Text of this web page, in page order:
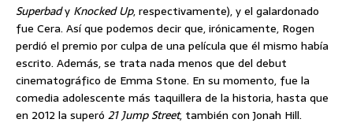
Superbady Knocked Up, respectivamente), y el galardonado
fue Cera. Así que podemos decir que, irónicamente, Rogen
perdió el premio por culpa de una película que él mismo había
escrito. Además, se trata nada menos que del debut
cinematográfico de Emma Stone. En su momento, fue la
comedia adolescente más taquillera de la historia, hasta que
en 2012 la superó 21 Jump Street, también con Jonah Hill.